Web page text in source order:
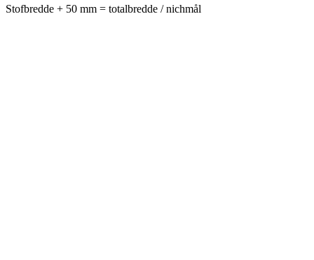
Stofbredde + 50 mm = totalbredde / nichmål